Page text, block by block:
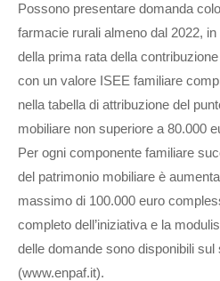
Possono presentare domanda
farmacie rurali almeno dal 2022,
della prima rata della contribuzione
con un valore ISEE familiare
nella tabella di attribuzione del
mobiliare non superiore a 80.000
Per ogni componente familiare
del patrimonio mobiliare è
massimo di 100.000 euro
completo dell’iniziativa e la
delle domande sono disponibili sul
(www.enpaf.it).